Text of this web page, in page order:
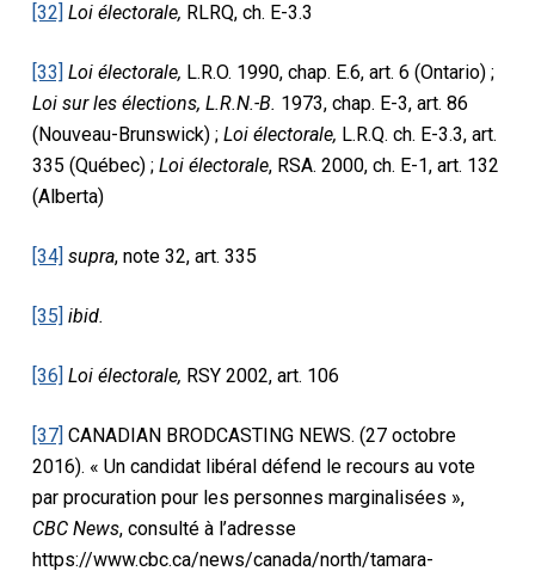
[32] Loi électorale, RLRQ, ch. E-3.3
[33] Loi électorale, L.R.O. 1990, chap. E.6, art. 6 (Ontario) ;
Loi sur les élections, L.R.N.-B. 1973, chap. E-3, art. 86
(Nouveau-Brunswick) ; Loi électorale, L.R.Q. ch. E-3.3, art.
335 (Québec) ; Loi électorale, RSA. 2000, ch. E-1, art. 132
(Alberta)
[34] supra, note 32, art. 335
[35] ibid.
[36] Loi électorale, RSY 2002, art. 106
[37] CANADIAN BRODCASTING NEWS. (27 octobre
2016). « Un candidat libéral défend le recours au vote
par procuration pour les personnes marginalisées »,
CBC News, consulté à l’adresse
https://www.cbc.ca/news/canada/north/tamara-